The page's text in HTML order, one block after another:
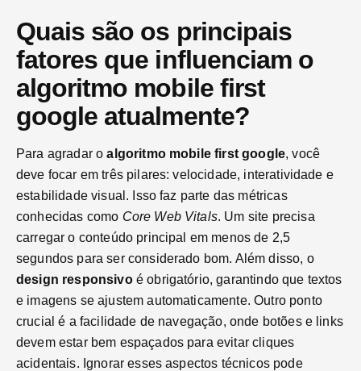
Quais são os principais
fatores que influenciam o
algoritmo mobile first
google atualmente?
Para agradar oalgoritmo mobile first google, você
deve focar em três pilares: velocidade, interatividade e
estabilidade visual. Isso faz parte das métricas
conhecidas como Core Web Vitals. Um site precisa
carregar o conteúdo principal em menos de 2,5
segundos para ser considerado bom. Além disso, o
design responsivoé obrigatório, garantindo que textos
e imagens se ajustem automaticamente. Outro ponto
crucial é a facilidade de navegação, onde botões e links
devem estar bem espaçados para evitar cliques
acidentais. Ignorar esses aspectos técnicos pode